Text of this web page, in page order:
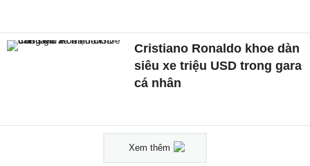
Cristiano Ronaldo khoe dàn
siêu xe triệu USD trong gara
cá nhân
Xem thêm